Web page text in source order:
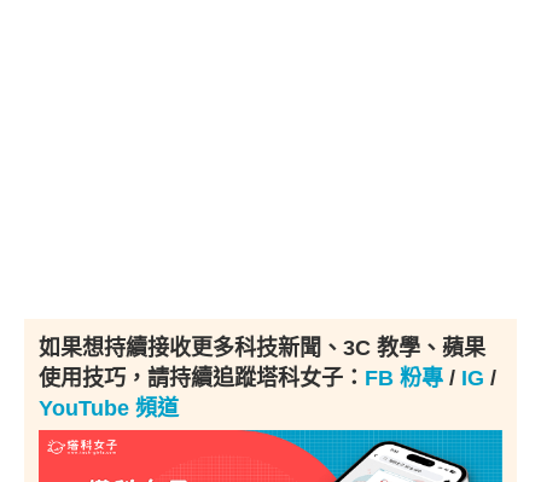
如果想持續接收更多科技新聞、3C 教學、蘋果
使用技巧，請持續追蹤塔科女子： FB 粉專 / IG /
YouTube 頻道